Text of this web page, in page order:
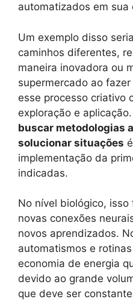
automatizados em sua
Um exemplo disso
caminhos diferentes,
maneira inovadora ou
supermercado ao
esse processo criativo
exploração e
buscar metodologias
solucionar situações
implementação da
indicadas.
No nível biológico,
novas conexões
novos aprendizados.
automatismos e
economia de energia
devido ao grande
que deve ser